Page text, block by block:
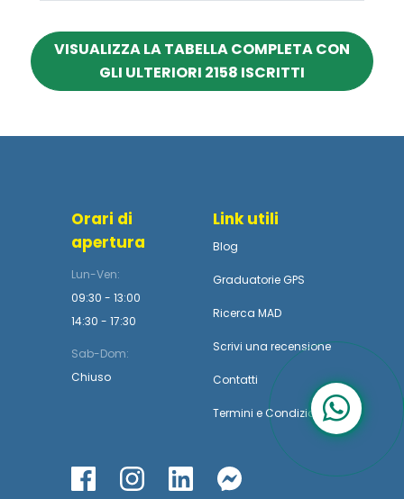
VISUALIZZA LA TABELLA COMPLETA CON
GLI ULTERIORI 2158 ISCRITTI
Orari di
apertura
Lun-Ven:
09:30 - 13:00
14:30 - 17:30
Sab-Dom:
Chiuso
Link utili
Blog
Graduatorie GPS
Ricerca MAD
Scrivi una recensione
Contatti
Termini e Condizioni